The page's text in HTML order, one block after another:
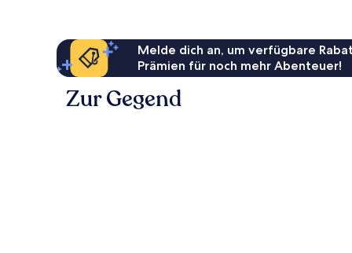
Melde dich an, um verfügbare
Prämien für noch mehr Abenteuer!
Zur Gegend